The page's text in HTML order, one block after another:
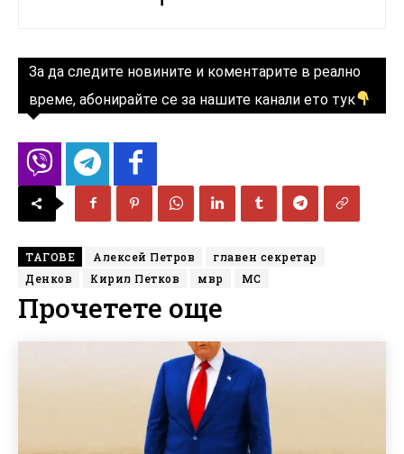
За да следите новините и коментарите в реално
време, абонирайте се за нашите канали ето тук
ТАГОВЕ Алексей Петров
главен секретар
Денков
Кирил Петков мвр МС
Прочетете още